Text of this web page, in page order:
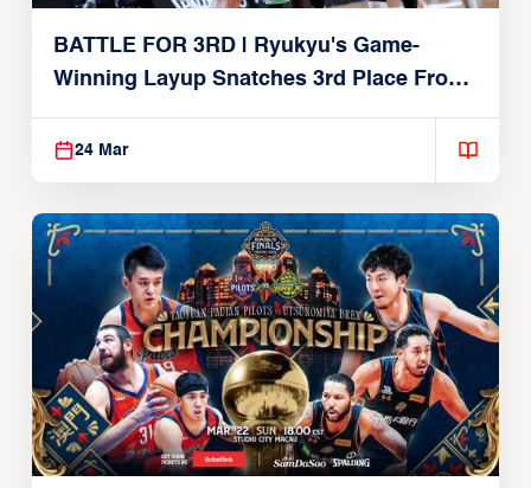
BATTLE FOR 3RD | Ryukyu's Game-
Winning Layup Snatches 3rd Place From
Alvark
24 Mar